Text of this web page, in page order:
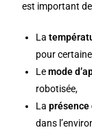
est important
La
pour
Lemode
robotisée,
Laprésence
dans